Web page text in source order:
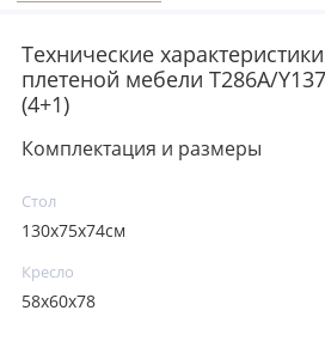
Технические
плетеной мебели T286A/
(4+1)
Комплектация и размеры
Стол
130х75x74см
Кресло
58x60x78